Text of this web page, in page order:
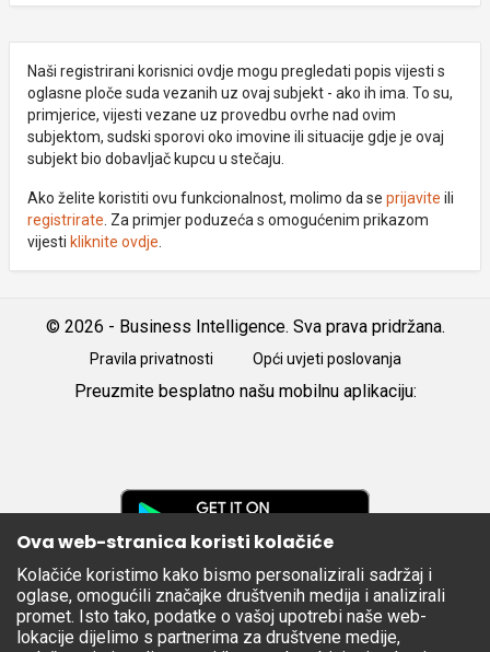
Naši registrirani korisnici ovdje mogu pregledati popis vijesti s
oglasne ploče suda vezanih uz ovaj subjekt - ako ih ima. To su,
primjerice, vijesti vezane uz provedbu ovrhe nad ovim
subjektom, sudski sporovi oko imovine ili situacije gdje je ovaj
subjekt bio dobavljač kupcu u stečaju.
Ako želite koristiti ovu funkcionalnost, molimo da se prijavite ili
registrirate . Za primjer poduzeća s omogućenim prikazom
vijesti kliknite ovdje
© 2026 - Business Intelligence. Sva prava pridržana.
Pravila privatnosti Opći uvjeti poslovanja
Preuzmite besplatno našu mobilnu aplikaciju:
Apple
Store
Ova web-stranica koristi kolačiće
Kolačiće koristimo kako bismo personalizirali sadržaj i
oglase, omogućili značajke društvenih medija i analizirali
promet. Isto tako, podatke o vašoj upotrebi naše web-
lokacije dijelimo s partnerima za društvene medije,